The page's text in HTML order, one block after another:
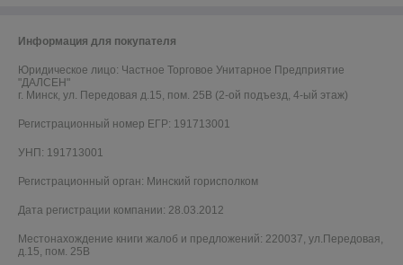
Информация для покупателя
Юридическое лицо: Частное Торговое Унитарное Предприятие
"ДАЛСЕН"
г. Минск, ул. Передовая д.15, пом. 25В (2-ой подъезд, 4-ый этаж)
Регистрационный номер ЕГР: 191713001
УНП: 191713001
Регистрационный орган: Минский горисполком
Дата регистрации компании: 28.03.2012
Местонахождение книги жалоб и предложений: 220037, ул.Передовая,
д.15, пом. 25В